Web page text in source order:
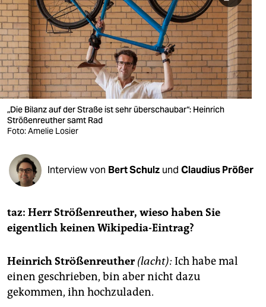
nord
wahrheit
verlag
verlag
veranstaltungen
shop
fragen & hilfe
unterstützen
genossenschaft
„Die Bilanz auf der Straße ist sehr überschaubar“: Heinrich
Strößenreuther samt Rad
Foto: Amelie Losier
Interview von Bert Schulz und Claudius Prößer
taz: Herr Strößenreuther, wieso haben Sie
eigentlich keinen Wikipedia-Eintrag?
Heinrich Strößenreuther (lacht): Ich habe mal
einen geschrieben, bin aber nicht dazu
gekommen, ihn hochzuladen.